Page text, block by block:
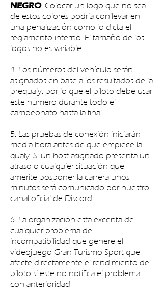
NEGRO. Colocar un logo que no sea
de estos colores podria conllevar en
una penalización como lo dicta el
reglamento interno. El tamaño de los
logos no es variable.
4. Los números del vehículo serán
asignados en base a los resultados de la
prequaly, por lo que el piloto debe usar
este número durante todo el
campeonato hasta la final.​
5. Las pruebas de conexión iniciarán
media hora antes de que empiece la
qualy. Si un host asignado presenta un
atraso o cualquier situación que
amerite posponer la carrera unos
minutos será comunicado por nuestro
canal oficial de Discord.
6. La organización esta excenta de
cualquier problema de
incompatibilidad que genere el
videojuego Gran Turismo Sport que
afecte directamente el rendimiento del
piloto si este no notifica el problema
con anterioridad.